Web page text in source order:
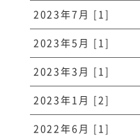
2023年7月 [1]
2023年5月 [1]
2023年3月 [1]
2023年1月 [2]
2022年6月 [1]